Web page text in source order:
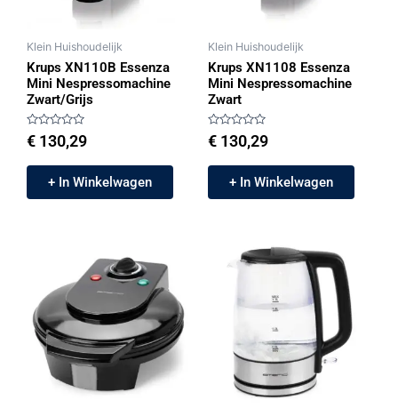
Klein Huishoudelijk
Krups XN110B Essenza
Mini Nespressomachine
Zwart/Grijs
Gewaardeerd
0
5
€ 130,29
+ In Winkelwagen
Klein Huishoudelijk
Krups XN1108 Essenza
Mini Nespressomachine
Zwart
Gewaardeerd
0
5
€ 130,29
+ In Winkelwagen